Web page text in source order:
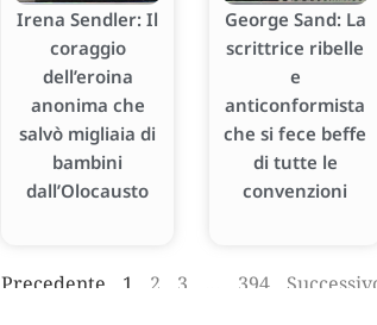
Irena Sendler: Il
coraggio
dell’eroina
anonima che
salvò migliaia di
bambini
dall’Olocausto
George Sand: La
scrittrice ribelle
e
anticonformista
che si fece beffe
di tutte le
convenzioni
Precedente 1 2 3 394